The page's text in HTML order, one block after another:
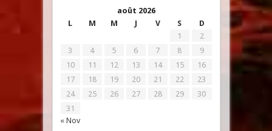
août 2026
L
M M J V S D
« Nov
1
2
3
4 5 6 7 8
9
10
11 12 13 14 15
16
17
18 19 20 21 22
23
24
25 26 27 28 29
30
31